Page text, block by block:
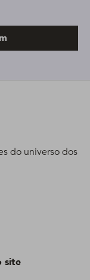
site
do universo dos